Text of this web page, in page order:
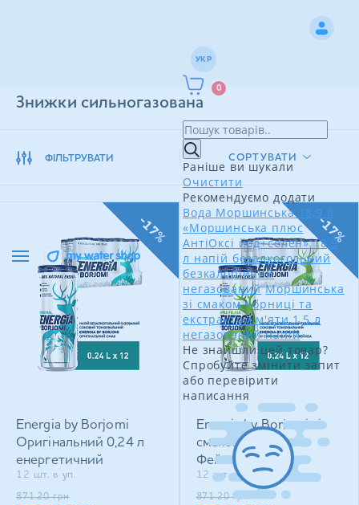
УКР
0
Раніше ви шукали
Очистити
Рекомендуємо додати
Вода Моршинська 18,9 л
«Моршинська плюс
АнтіОксі йод+селен» 18,9
л напій безалкогольний
безкалорійний
негазований Моршинська
зі смаком чорниці та
екстрактом м'яти 1,5 л
негазований напій
Не знайшли цей товар?
Спробуйте змінити запит
або перевірити
написання
Знижки сильногазована
ФІЛЬТРУВАТИ СОРТУВАТИ
Energia by Borjomi
Оригінальний 0,24 л
енергетичний
сильногазований напій
12 шт. в уп.
871.20 грн
-17%
Energia by Borjomi зі
смаком Яблука та
Фейхоа 0,24 л
енергетичний
сильногазований напій
12 шт. в уп.
871.20 грн
-17%